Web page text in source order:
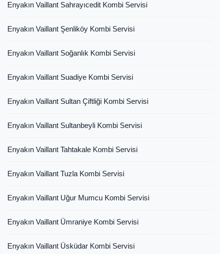
Enyakın Vaillant Sahrayıcedit Kombi Servisi
Enyakın Vaillant Şenliköy Kombi Servisi
Enyakın Vaillant Soğanlık Kombi Servisi
Enyakın Vaillant Suadiye Kombi Servisi
Enyakın Vaillant Sultan Çiftliği Kombi Servisi
Enyakın Vaillant Sultanbeyli Kombi Servisi
Enyakın Vaillant Tahtakale Kombi Servisi
Enyakın Vaillant Tuzla Kombi Servisi
Enyakın Vaillant Uğur Mumcu Kombi Servisi
Enyakın Vaillant Ümraniye Kombi Servisi
Enyakın Vaillant Üsküdar Kombi Servisi